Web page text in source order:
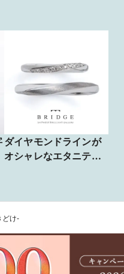
ダイヤモンドラインが
オシャレなエタニティ
風
け‐